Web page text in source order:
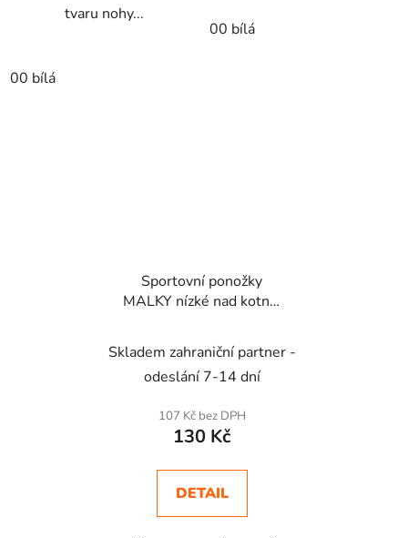
tvaru nohy...
00 bílá
00 bílá
Sportovní ponožky
MALKY nízké nad kotník
ponožky s žebrováním
Skladem zahraniční partner -
odeslání 7-14 dní
107 Kč bez DPH
130 Kč
DETAIL